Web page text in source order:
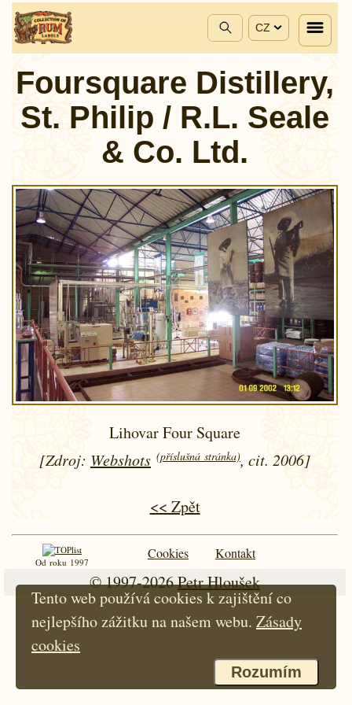
CZ
Foursquare Distillery,
St. Philip / R.L. Seale
& Co. Ltd.
Lihovar Four Square
[Zdroj: Webshots (příslušná stránka), cit. 2006]
<< Zpět
Od roku 1997
Cookies Kontakt
© 1997-2026Petr Hloušek
Tento web používá cookies k zajištění co
nejlepšího zážitku na našem webu. Zásady
cookies
Rozumím